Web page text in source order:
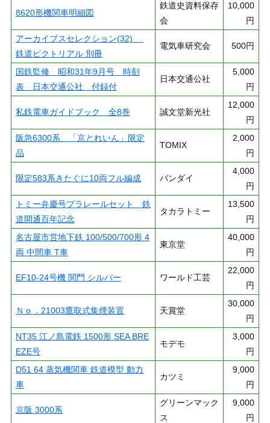
8620形機関車明細図
鉄道史資料保存
会
10,000
円
アーカイブスセレクション(32)
鉄道ピクトリアル 別冊
電気車研究会 500円
国鉄監修 昭和31年9月号 時刻
表 日本交通公社 付録付
日本交通公社
5,000
円
私鉄電車ガイドブック 全8巻 誠文堂新光社
12,000
円
阪急6300系 「京とれいん」限定
品
TOMIX
2,000
円
限定583系きたぐに10両フル編成 バンダイ
4,000
円
トミー弁慶号プラレールセット 鉄
道開通百年記念
タカラトミー
13,500
円
名古屋市営地下鉄 100/500/700形 4
両 中間車 T車
東京堂
40,000
円
EF10-24号機 関門 シルバー ワールド工芸
22,000
円
Ｎｏ．21003鷹取式集煙装置 天賞堂
30,000
円
NT35 江ノ島電鉄 1500形 SEA BRE
EZE号
モデモ
3,000
円
D51 64 蒸気機関車 鉄道模型 動力
車
カツミ
9,000
円
京阪 3000系
グリーンマック
ス
9,000
円